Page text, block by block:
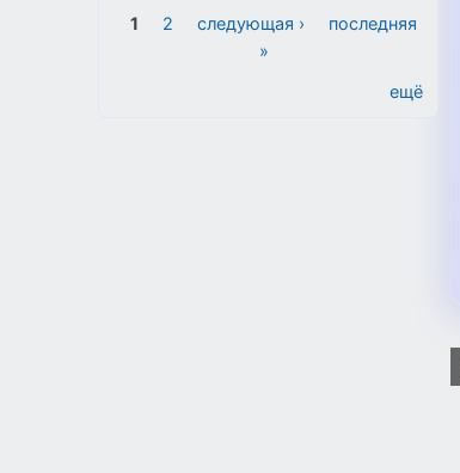
Страницы
1 2 следующая ›
последняя
»
ещё